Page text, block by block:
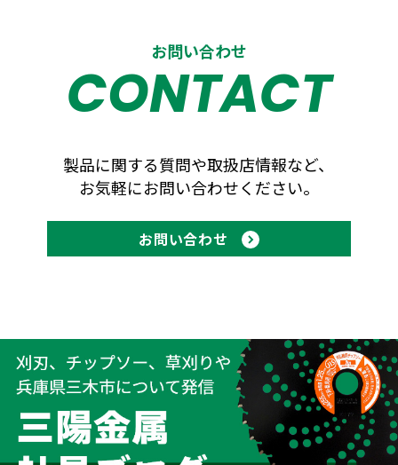
お問い合わせ
CONTACT
製品に関する質問や取扱店情報など、
お気軽にお問い合わせください。
お問い合わせ